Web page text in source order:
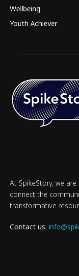
Wellbeing
Youth Achiever
At SpikeStory, we
connect the
transformative
Contact us: